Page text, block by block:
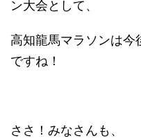
ン大会として、
高知龍馬マラソンは今
ですね！
ささ！みなさんも、